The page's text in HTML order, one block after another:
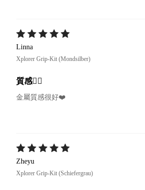
Linna
Xplorer Grip-Kit (Mondsilber)
質感👍🏻
金屬質感很好❤️
Zheyu
Xplorer Grip-Kit (Schiefergrau)